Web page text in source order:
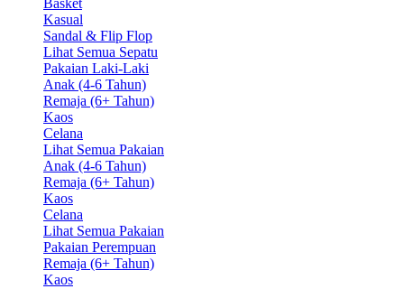
Kasual
Sandal & Flip Flop
Lihat Semua Sepatu
Pakaian Laki-Laki
Anak (4-6 Tahun)
Remaja (6+ Tahun)
Kaos
Celana
Lihat Semua Pakaian
Anak (4-6 Tahun)
Remaja (6+ Tahun)
Kaos
Celana
Lihat Semua Pakaian
Pakaian Perempuan
Remaja (6+ Tahun)
Kaos